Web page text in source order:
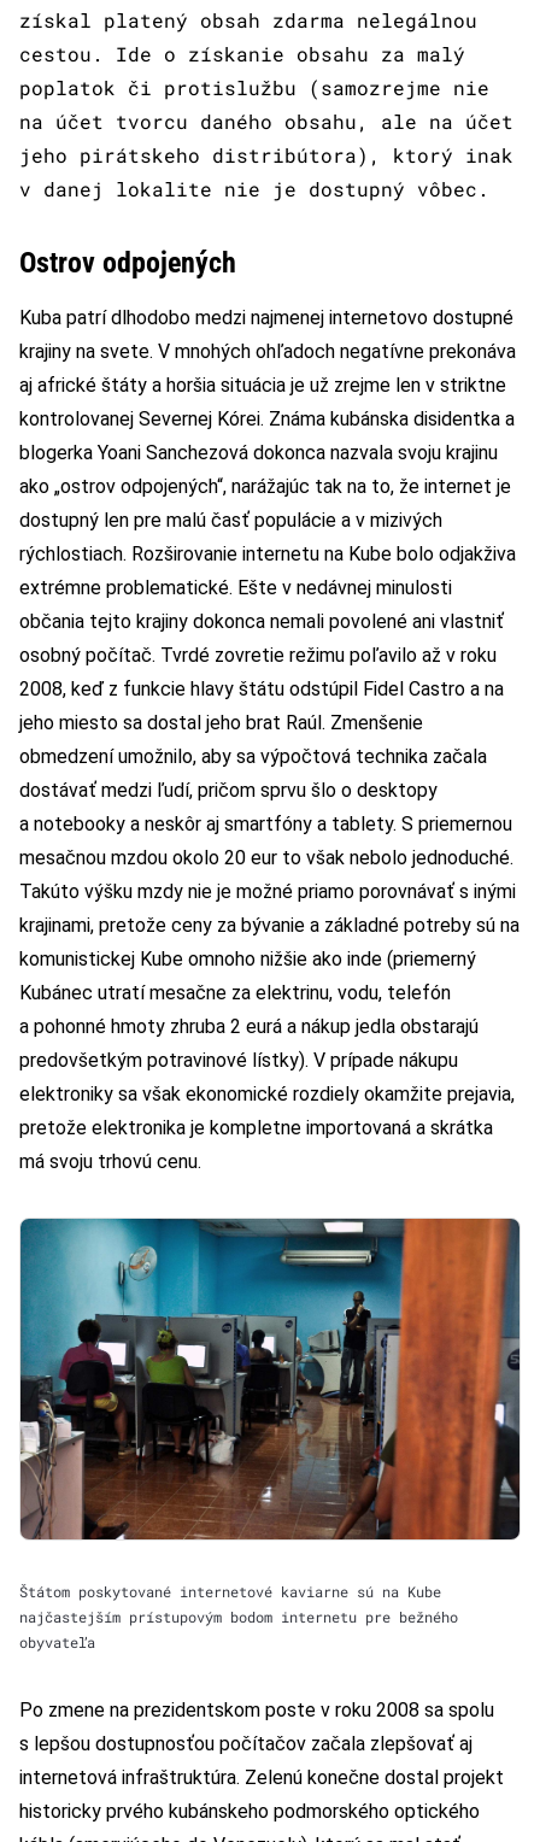
získal platený obsah zdarma nelegálnou
cestou. Ide o získanie obsahu za malý
poplatok či protislužbu (samozrejme nie
na účet tvorcu daného obsahu, ale na účet
jeho pirátskeho distribútora), ktorý inak
v danej lokalite nie je dostupný vôbec.
Ostrov odpojených
Kuba patrí dlhodobo medzi najmenej internetovo dostupné
krajiny na svete. V mnohých ohľadoch negatívne prekonáva
aj africké štáty a horšia situácia je už zrejme len v striktne
kontrolovanej Severnej Kórei. Známa kubánska disidentka a
blogerka Yoani Sanchezová dokonca nazvala svoju krajinu
ako „ostrov odpojených“, narážajúc tak na to, že internet je
dostupný len pre malú časť populácie a v mizivých
rýchlostiach. Rozširovanie internetu na Kube bolo odjakživa
extrémne problematické. Ešte v nedávnej minulosti
občania tejto krajiny dokonca nemali povolené ani vlastniť
osobný počítač. Tvrdé zovretie režimu poľavilo až v roku
2008, keď z funkcie hlavy štátu odstúpil Fidel Castro a na
jeho miesto sa dostal jeho brat Raúl. Zmenšenie
obmedzení umožnilo, aby sa výpočtová technika začala
dostávať medzi ľudí, pričom sprvu šlo o desktopy
a notebooky a neskôr aj smartfóny a tablety. S priemernou
mesačnou mzdou okolo 20 eur to však nebolo jednoduché.
Takúto výšku mzdy nie je možné priamo porovnávať s inými
krajinami, pretože ceny za bývanie a základné potreby sú na
komunistickej Kube omnoho nižšie ako inde (priemerný
Kubánec utratí mesačne za elektrinu, vodu, telefón
a pohonné hmoty zhruba 2 eurá a nákup jedla obstarajú
predovšetkým potravinové lístky). V prípade nákupu
elektroniky sa však ekonomické rozdiely okamžite prejavia,
pretože elektronika je kompletne importovaná a skrátka
má svoju trhovú cenu.
Štátom poskytované internetové kaviarne sú na Kube
najčastejším prístupovým bodom internetu pre bežného
obyvateľa
Po zmene na prezidentskom poste v roku 2008 sa spolu
s lepšou dostupnosťou počítačov začala zlepšovať aj
internetová infraštruktúra. Zelenú konečne dostal projekt
historicky prvého kubánskeho podmorského optického